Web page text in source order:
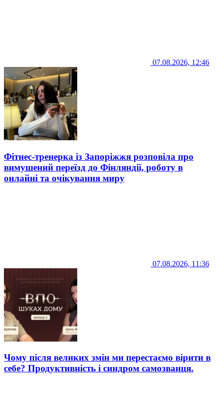
07.08.2026, 12:46
Фітнес-тренерка із Запоріжжя розповіла про
вимушений переїзд до Фінляндії, роботу в
онлайні та очікування миру
07.08.2026, 11:36
Чому після великих змін ми перестаємо вірити в
себе? Продуктивність і синдром самозванця.